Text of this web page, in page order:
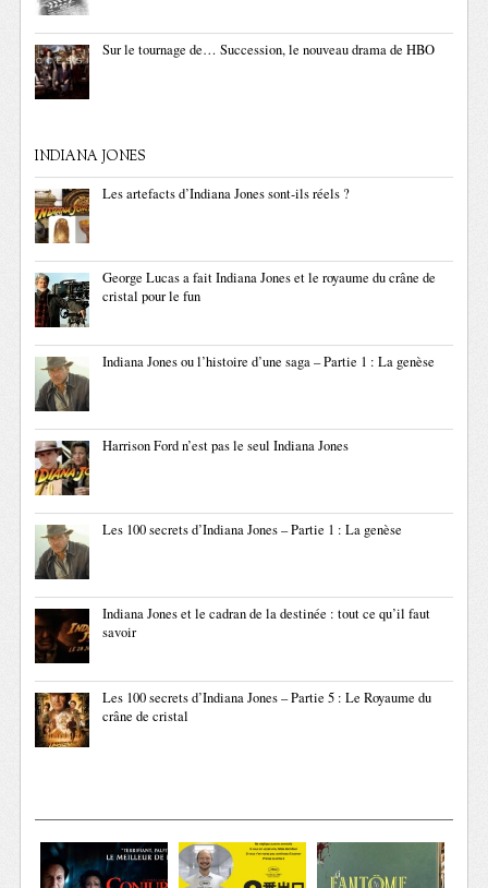
Sur le tournage de… Succession, le nouveau drama de HBO
INDIANA JONES
Les artefacts d’Indiana Jones sont-ils réels ?
George Lucas a fait Indiana Jones et le royaume du crâne de
cristal pour le fun
Indiana Jones ou l’histoire d’une saga – Partie 1 : La genèse
Harrison Ford n’est pas le seul Indiana Jones
Les 100 secrets d’Indiana Jones – Partie 1 : La genèse
Indiana Jones et le cadran de la destinée : tout ce qu’il faut
savoir
Les 100 secrets d’Indiana Jones – Partie 5 : Le Royaume du
crâne de cristal